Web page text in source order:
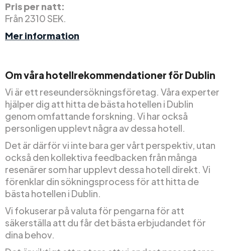
Pris per natt:
Från 2310 SEK.
Mer information
Om våra hotellrekommendationer för Dublin
Vi är ett reseundersökningsföretag. Våra experter
hjälper dig att hitta de bästa hotellen i Dublin
genom omfattande forskning. Vi har också
personligen upplevt några av dessa hotell.
Det är därför vi inte bara ger vårt perspektiv, utan
också den kollektiva feedbacken från många
resenärer som har upplevt dessa hotell direkt. Vi
förenklar din sökningsprocess för att hitta de
bästa hotellen i Dublin.
Vi fokuserar på valuta för pengarna för att
säkerställa att du får det bästa erbjudandet för
dina behov.